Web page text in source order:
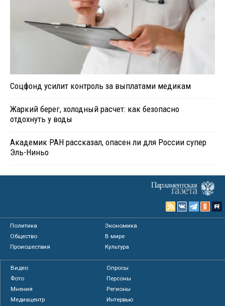
Соцфонд усилит контроль за выплатами медикам
Жаркий берег, холодный расчет: как безопасно
отдохнуть у воды
Академик РАН рассказал, опасен ли для России супер
Эль-Ниньо
Политика
Экономика
Общество
В мире
Происшествия
Культура
Видео
Опросы
Фото
Персоны
Мнения
Регионы
Медиацентр
Интервью